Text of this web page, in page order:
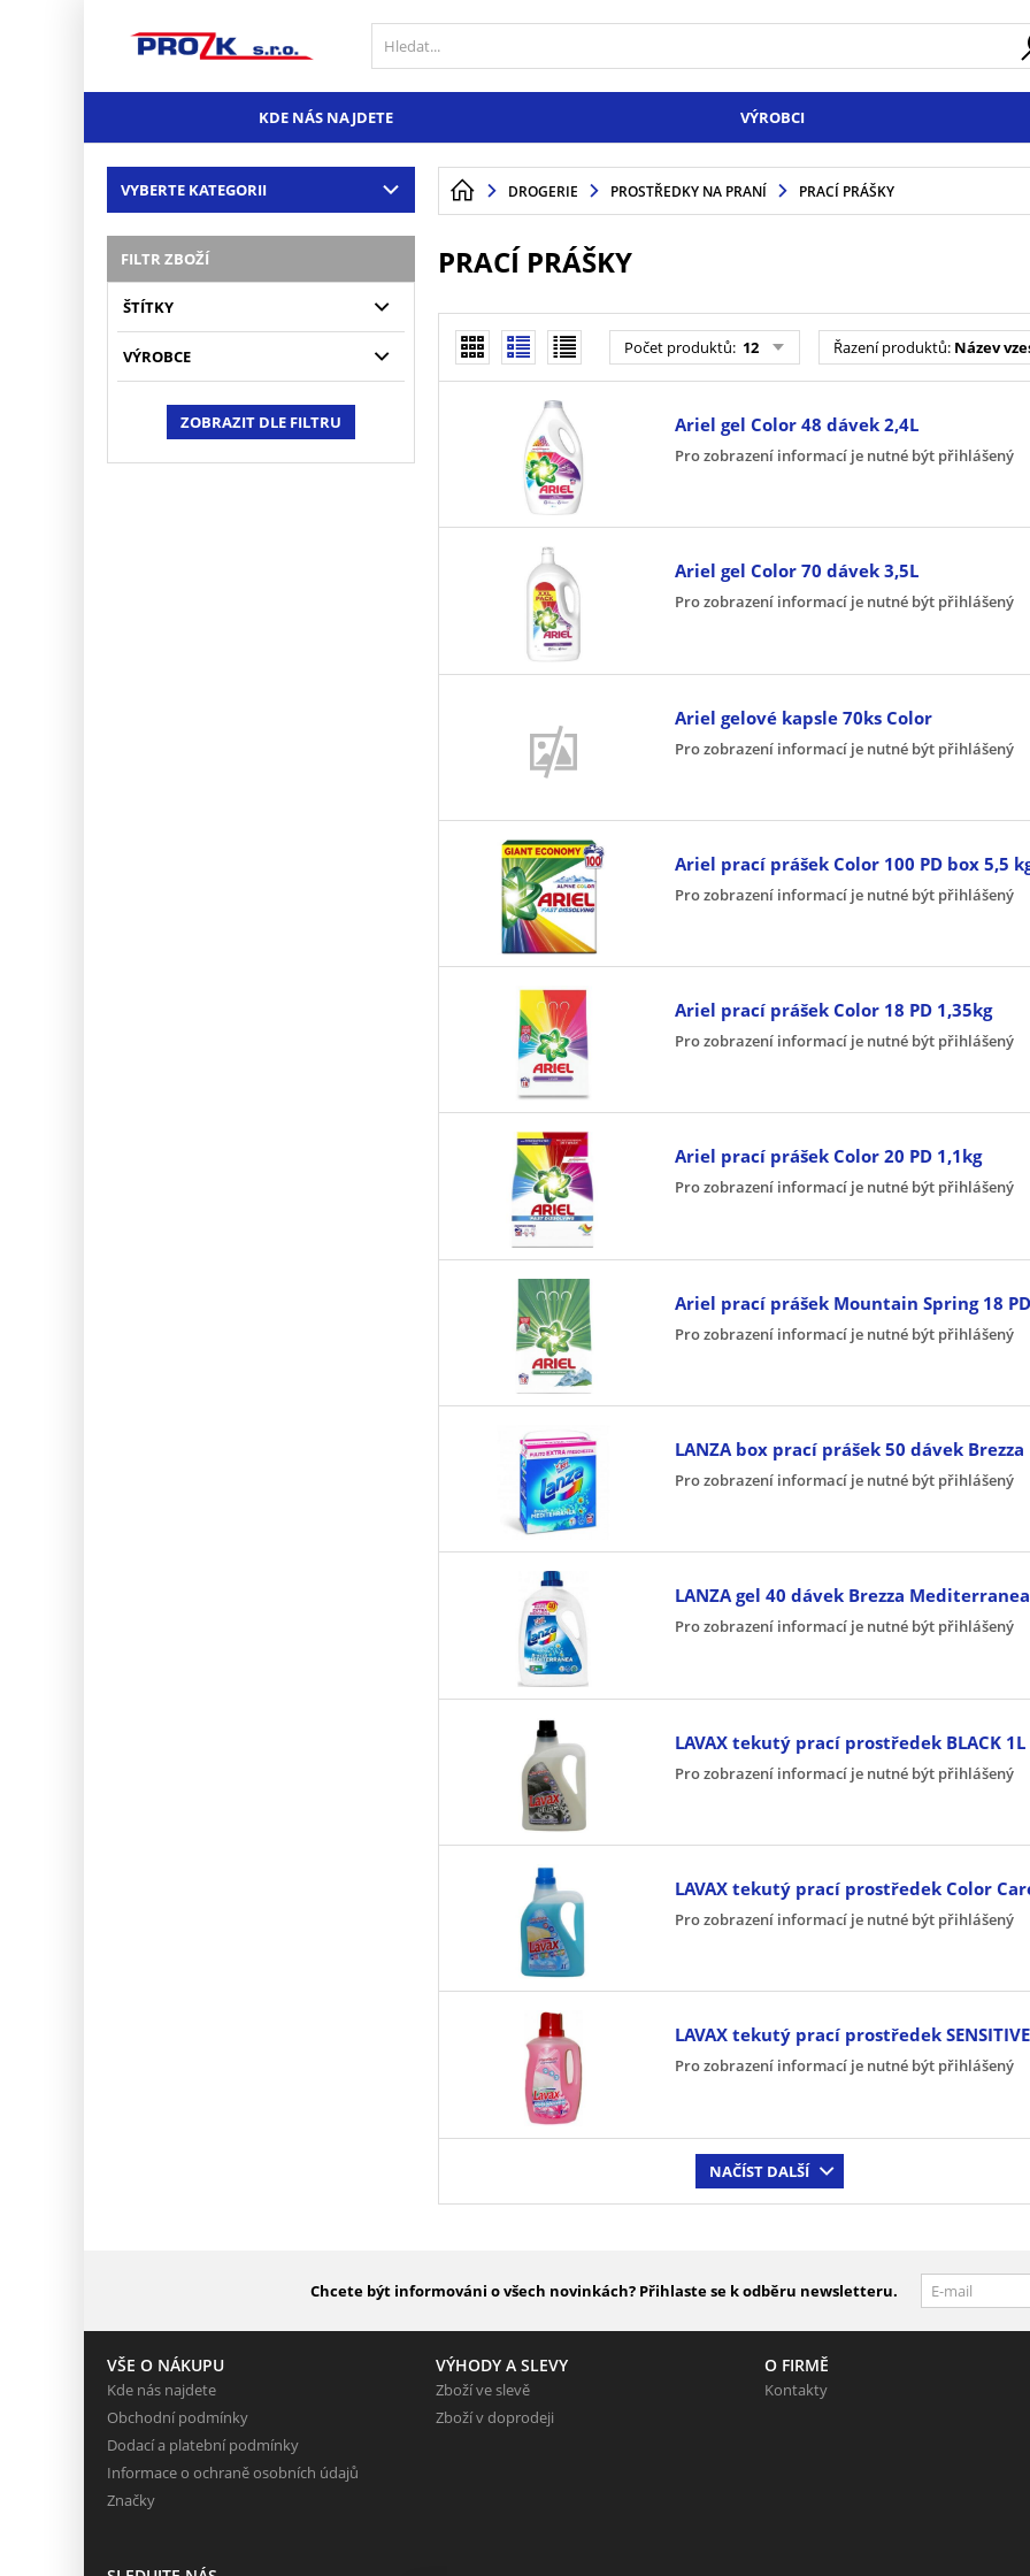
KDE NÁS NAJDETE VÝROBCI
VYBERTE KATEGORII
FILTR ZBOŽÍ
ŠTÍTKY
VÝROBCE
ZOBRAZIT DLE FILTRU
DROGERIE PROSTŘEDKY NA PRANÍ PRACÍ PRÁŠKY
PRACÍ PRÁŠKY
Počet produktů: 12 Řazení produktů: Název
Ariel gel Color 48 dávek 2,4L
Pro zobrazení informací je nutné být přihlášený
Ariel gel Color 70 dávek 3,5L
Pro zobrazení informací je nutné být přihlášený
Ariel gelové kapsle 70ks Color
Pro zobrazení informací je nutné být přihlášený
Ariel prací prášek Color 100 PD box 5,5
Pro zobrazení informací je nutné být přihlášený
Ariel prací prášek Color 18 PD 1,35kg
Pro zobrazení informací je nutné být přihlášený
Ariel prací prášek Color 20 PD 1,1kg
Pro zobrazení informací je nutné být přihlášený
Ariel prací prášek Mountain Spring 18
Pro zobrazení informací je nutné být přihlášený
LANZA box prací prášek 50 dávek
Pro zobrazení informací je nutné být přihlášený
LANZA gel 40 dávek Brezza
Pro zobrazení informací je nutné být přihlášený
LAVAX tekutý prací prostředek BLACK 1L
Pro zobrazení informací je nutné být přihlášený
LAVAX tekutý prací prostředek Color
Pro zobrazení informací je nutné být přihlášený
LAVAX tekutý prací prostředek
Pro zobrazení informací je nutné být přihlášený
NAČÍST DALŠÍ
Chcete být informováni o všech novinkách? Přihlaste se k odběru newsletteru.
VŠE O NÁKUPU
Kde nás najdete
Obchodní podmínky
Dodací a platební podmínky
Informace o ochraně osobních údajů
Značky
VÝHODY A SLEVY
Zboží ve slevě
Zboží v doprodeji
O FIRMĚ
Kontakty